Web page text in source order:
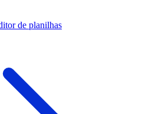
de planilhas